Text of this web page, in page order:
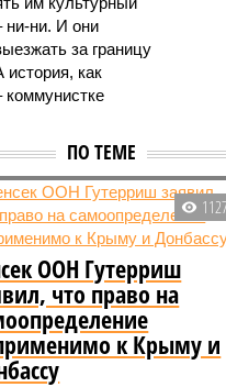
ни-ни. И они
за границу
как
коммунистке
ПО ТЕМЕ
ООН Гутерриш
что право на
к Крыму и